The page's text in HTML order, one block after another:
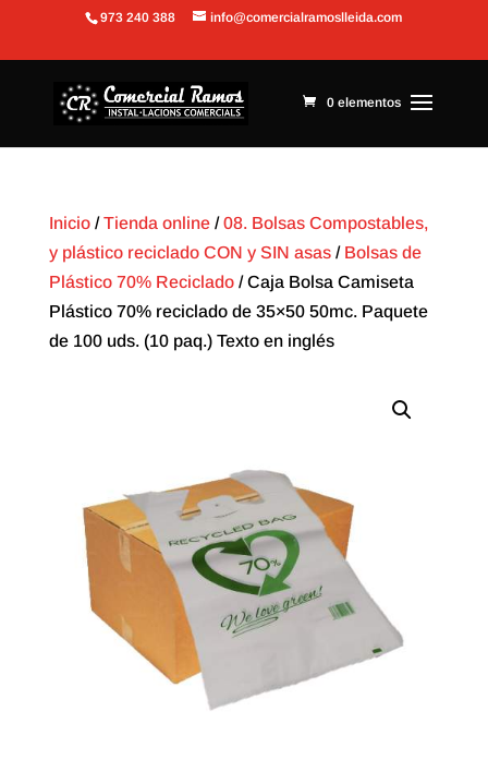
Abrir barra de herramientas
973 240 388 info@comercialramoslleida.com
0 elementos
Inicio/Tienda online/08. Bolsas Compostables,
y plástico reciclado CON y SIN asas/ Bolsas de
Plástico 70% Reciclado/ Caja Bolsa Camiseta
Plástico 70% reciclado de 35×50 50mc. Paquete
de 100 uds. (10 paq.) Texto en inglés